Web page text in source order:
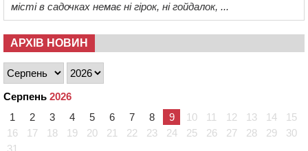
місті в садочках немає ні гірок, ні гойдалок, ...
АРХІВ НОВИН
Серпень 2026
1
2 3 4 5 6 7 8 9 10 11 12 13 14
15
16
17 18 19 20 21 22 23 24 25 26 27 28 29
30
31